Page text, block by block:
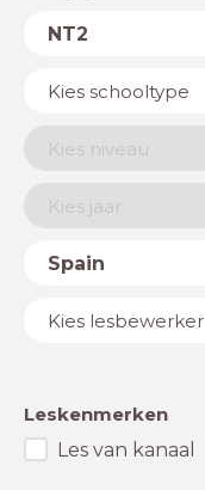
VakNT2
Schooltype
Kies schooltype
Niveau
Kies niveau
JaarKies jaar
LandSpain
Lesbewerker
Kies lesbewerker
Leskenmerken
Les van kanaal